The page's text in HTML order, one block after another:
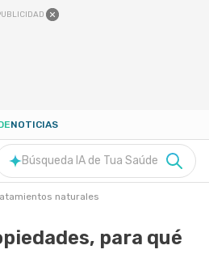
NOTICIAS
Búsqueda IA de Tua Saúde
naturales
para qué